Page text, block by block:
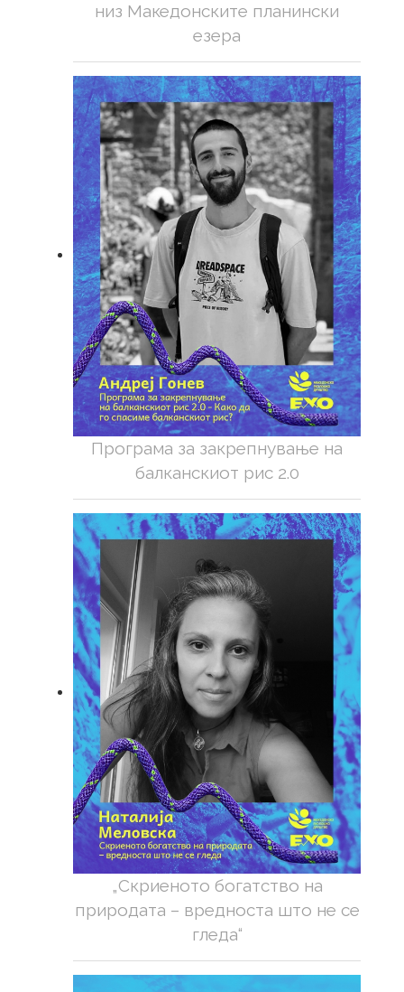
низ Македонските планински
езера
Програма за закрепнување на
балканскиот рис 2.0
„Скриеното богатство на
природата – вредноста што не се
гледа“